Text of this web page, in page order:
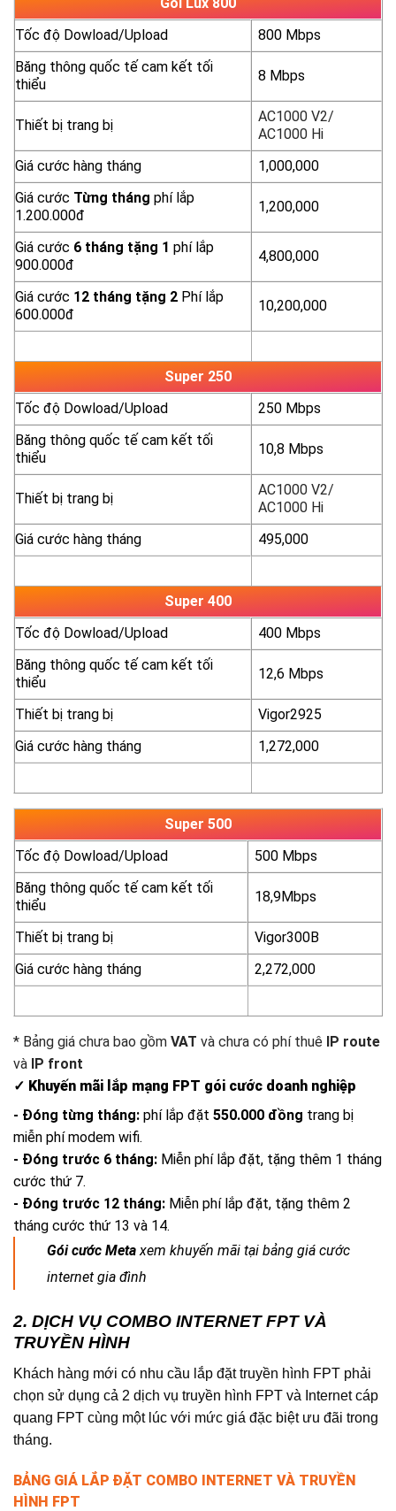
Gói Lux 800
Tốc độ Dowload/Upload
800 Mbps
Băng thông quốc tế cam kết tối
thiểu
8 Mbps
Thiết bị trang bị
AC1000 V2/
AC1000 Hi
Giá cước hàng tháng
1,000,000
Giá cước Từng tháng phí lắp
1.200.000đ
1,200,000
Giá cước 6 tháng tặng 1 phí lắp
900.000đ
4,800,000
Giá cước 12 tháng tặng 2 Phí lắp
600.000đ
10,200,000
Super 250
Tốc độ Dowload/Upload
250 Mbps
Băng thông quốc tế cam kết tối
thiểu
10,8 Mbps
Thiết bị trang bị
AC1000 V2/
AC1000 Hi
Giá cước hàng tháng
495,000
Super 400
Tốc độ Dowload/Upload
400 Mbps
Băng thông quốc tế cam kết tối
thiểu
12,6 Mbps
Thiết bị trang bị
Vigor2925
Giá cước hàng tháng
1,272,000
Super 500
Tốc độ Dowload/Upload
500 Mbps
Băng thông quốc tế cam kết tối
thiểu
18,9Mbps
Thiết bị trang bị
Vigor300B
Giá cước hàng tháng
2,272,000
* Bảng giá chưa bao gồm VAT và chưa có phí thuê IP route
và IP front
✓ Khuyến mãi lắp mạng FPT gói cước doanh nghiệp
- Đóng từng tháng: phí lắp đặt 550.000 đồng trang bị
miễn phí modem wifi.
- Đóng trước 6 tháng: Miễn phí lắp đặt, tặng thêm 1 tháng
cước thứ 7.
- Đóng trước 12 tháng: Miễn phí lắp đặt, tặng thêm 2
tháng cước thứ 13 và 14.
Gói cước Metaxem khuyến mãi tại bảng giá cước
internet gia đình
2. DỊCH VỤ COMBO INTERNET FPT VÀ
TRUYỀN HÌNH
Khách hàng mới có nhu cầu lắp đặt truyền hình FPT phải
chọn sử dụng cả 2 dịch vụ truyền hình FPT và Internet cáp
quang FPT cùng một lúc với mức giá đặc biệt ưu đãi trong
tháng.
BẢNG GIÁ LẮP ĐẶT COMBO INTERNET VÀ TRUYỀN
HÌNH FPT